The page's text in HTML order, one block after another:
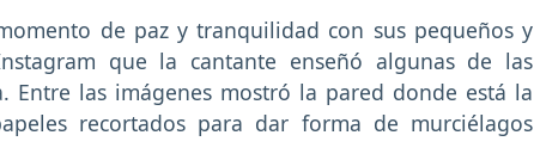
de paz y tranquilidad con sus pequeños y
que la cantante enseñó algunas de las
Entre las imágenes mostró la pared donde está la
recortados para dar forma de murciélagos